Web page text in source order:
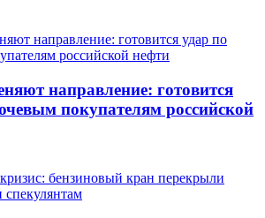
направление: готовится
покупателям российской